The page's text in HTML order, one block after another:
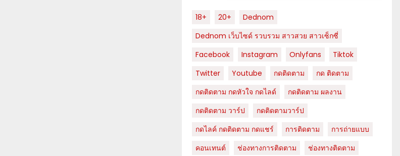
18+ 20+
Dednom
Dednom เว็บไซด์ รวบรวม สาวสวย สาวเซ็กซี่
Facebook
Instagram Onlyfans
Tiktok
Twitter
Youtube กดติดตาม
กด ติดตาม
กดติดตาม กดหัวใจ กดไลด์
กดติดตาม ผลงาน
กดติดตาม วาร์ป
กดติดตามวาร์ป
กดไลค์ กดติดตาม กดแชร์
การติดตาม
การถ่ายแบบ
คอนเทนต์
ช่องทางการติดตาม
ช่องทางติดตาม